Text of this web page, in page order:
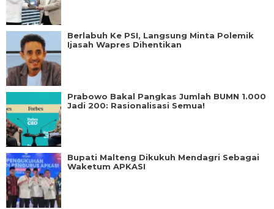
Berlabuh Ke PSI, Langsung Minta Polemik
Ijasah Wapres Dihentikan
Prabowo Bakal Pangkas Jumlah BUMN 1.000
Jadi 200: Rasionalisasi Semua!
Bupati Malteng Dikukuh Mendagri Sebagai
Waketum APKASI